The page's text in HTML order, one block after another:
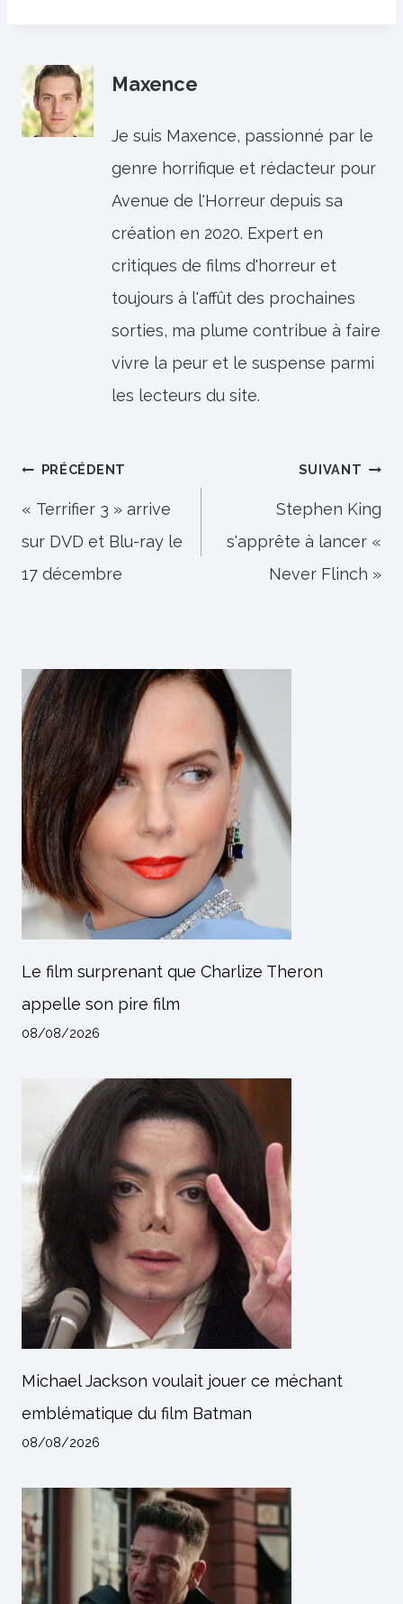
Maxence
Je suis Maxence, passionné par le
genre horrifique et rédacteur pour
Avenue de l'Horreur depuis sa
création en 2020. Expert en
critiques de films d'horreur et
toujours à l'affût des prochaines
sorties, ma plume contribue à faire
vivre la peur et le suspense parmi
les lecteurs du site.
Navigation
de
l’article
PRÉCÉDENT
« Terrifier 3 » arrive
sur DVD et Blu-ray le
17 décembre
SUIVANT
Stephen King
s'apprête à lancer «
Never Flinch »
Le film surprenant que Charlize Theron
appelle son pire film
08/08/2026
Michael Jackson voulait jouer ce méchant
emblématique du film Batman
08/08/2026